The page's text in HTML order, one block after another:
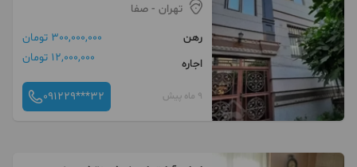
تهران - صفا
رهن
300,000,000 تومان
اجاره
12,000,000 تومان
9 ماه پیش 091229***32